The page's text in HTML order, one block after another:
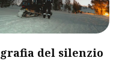
del silenzio